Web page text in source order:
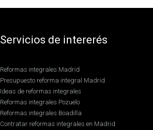
Servicios de intererés
Reformas integrales Madrid
Presupuesto reforma integral Madrid
Ideas de reformas integrales
Reformas integrales Pozuelo
Reformas integrales Boadilla
Contratar reformas integrales en Madrid